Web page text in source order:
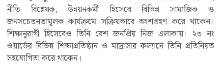
নীতি বিশ্লেষক, উন্নয়নকর্মী হিসেবে বিভিন্ন সামাজিক ও
জনসচেতনতামূলক কার্যক্রমে সক্রিয়ভাবে অংশগ্রহণ করে থাকেন।
শিক্ষানুরাগী হিসেবেও তিনি বেশ জনপ্রিয় নিজ এলাকায়। ২৩ নং
ওয়ার্ডের বিভিন্ন শিক্ষাপ্রতিষ্ঠান ও মাদ্রাসার কল্যানে তিনি প্রতিনিয়ত
সহযোগিতা করে থাকেন।